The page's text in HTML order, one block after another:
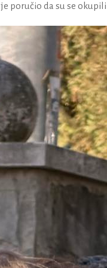
je poručio da su se